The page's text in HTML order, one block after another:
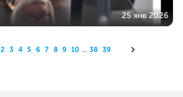
25 янв 2026
2 3 4 5 6 7 8 9 10 ... 38 39